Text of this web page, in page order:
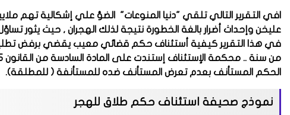
افي التقرير التالي تلقي "دنيا المنوعات" الضؤ علي إشكالية تهم
عليخن وإحداث أضرار بالغة الخطورة نتيجة لذلك الهجران , حيث يثور
في هذا التقرير كيفية أستئناف حكم قضائي معيب يقضي برفض تطليق
الحكم المستأنف بعدم تعرض المستأنف ضده للمستأنفة ( للمطلقة).
نموذج صحيفة استئناف حكم طلاق للهجر